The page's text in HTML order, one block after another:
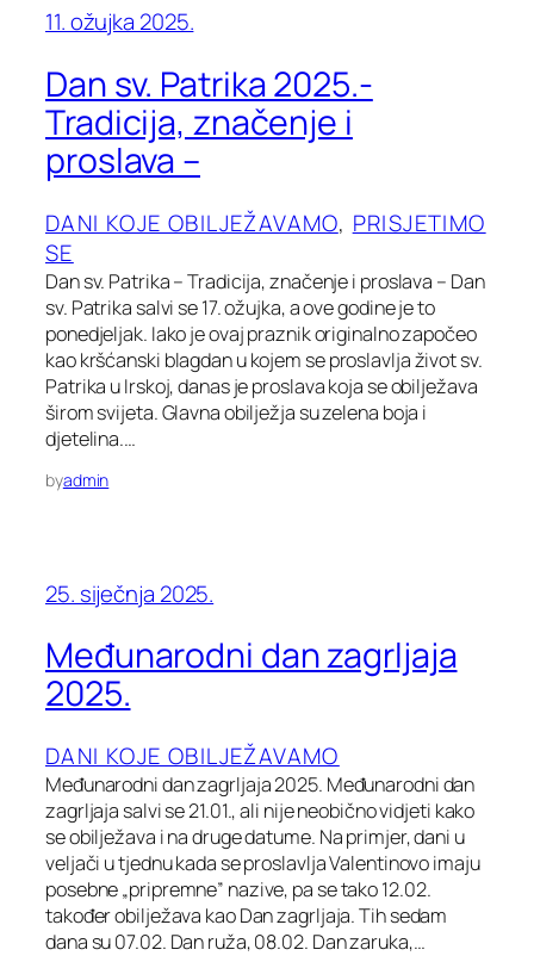
11. ožujka 2025.
Dan sv. Patrika 2025.-
Tradicija, značenje i
proslava –
DANI KOJE OBILJEŽAVAMO, PRISJETIMO
SE
Dan sv. Patrika – Tradicija, značenje i proslava – Dan
sv. Patrika salvi se 17. ožujka, a ove godine je to
ponedjeljak. Iako je ovaj praznik originalno započeo
kao kršćanski blagdan u kojem se proslavlja život sv.
Patrika u Irskoj, danas je proslava koja se obilježava
širom svijeta. Glavna obilježja su zelena boja i
djetelina.…
byadmin
25. siječnja 2025.
Međunarodni dan zagrljaja
2025.
DANI KOJE OBILJEŽAVAMO
Međunarodni dan zagrljaja 2025. Međunarodni dan
zagrljaja salvi se 21.01., ali nije neobično vidjeti kako
se obilježava i na druge datume. Na primjer, dani u
veljači u tjednu kada se proslavlja Valentinovo imaju
posebne „pripremne” nazive, pa se tako 12.02.
također obilježava kao Dan zagrljaja. Tih sedam
dana su 07.02. Dan ruža, 08.02. Dan zaruka,…